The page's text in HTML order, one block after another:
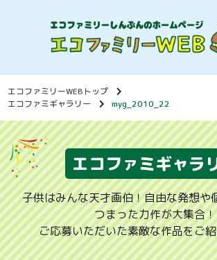
エコファミリーWEBトップ
エコファミギャラリー
myg_2010_22
エコファミギャラ
子供はみんな天才画伯！自由な発想や
つまった力作が大集合！
ご応募いただいた素敵な作品をご